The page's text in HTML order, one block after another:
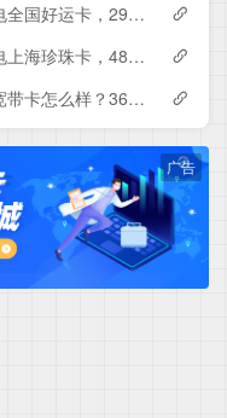
三年优惠！广电全国好运卡，29元月租包200G+0.15元月租/分钟
一年优惠！广电上海珍珠卡，48元月租包430G+300分钟
广电山东济南宽带卡怎么样？360-840元月租包1-3年500-1000M单宽带套餐——广电流量卡测评
广告